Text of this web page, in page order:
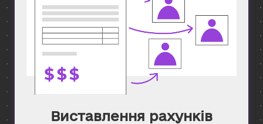
Виставлення рахунків